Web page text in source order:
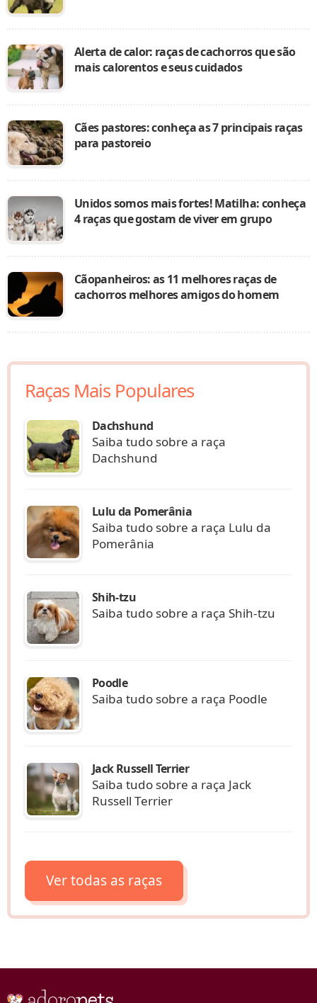
Alerta de calor: raças de cachorros que são
mais calorentos e seus cuidados
Cães pastores: conheça as 7 principais raças
para pastoreio
Unidos somos mais fortes! Matilha: conheça
4 raças que gostam de viver em grupo
Cãopanheiros: as 11 melhores raças de
cachorros melhores amigos do homem
Raças Mais Populares
Dachshund
Saiba tudo sobre a raça
Dachshund
Lulu da Pomerânia
Saiba tudo sobre a raça Lulu da
Pomerânia
Shih-tzu
Saiba tudo sobre a raça Shih-tzu
Poodle
Saiba tudo sobre a raça Poodle
Jack Russell Terrier
Saiba tudo sobre a raça Jack
Russell Terrier
Ver todas as raças